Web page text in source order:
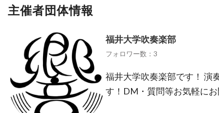
主催者団体情報
福井大学吹奏楽部
フォロワー数：3
福井大学吹奏楽部です！ 演
す！DM・質問等お気軽に